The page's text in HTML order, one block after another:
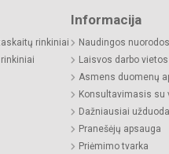
rinkiniai
Informacija
Naudingos nuorodos
Laisvos darbo vietos
Asmens duomenų
Konsultavimasis su
Dažniausiai
Pranešėjų apsauga
Priėmimo tvarka